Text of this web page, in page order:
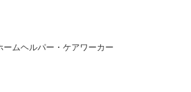
換 ・見守り ・痰吸引など ◇7:0
によって時間・サービスは異なります。
→ コーディネーター → マネージャーにな
ームヘルパー・ケアワーカー